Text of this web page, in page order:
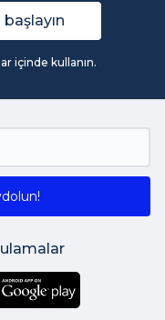
içinde kullanın.